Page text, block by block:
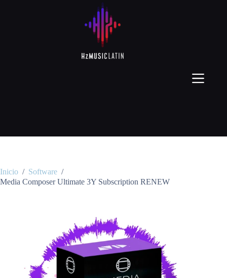
Inicio / Software /
Media Composer Ultimate 3Y Subscription RENEW